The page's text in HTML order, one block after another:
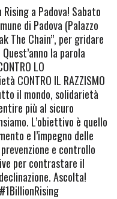
a Padova! Sabato
di Padova (Palazzo
The Chain”, per gridare
la parola
LO
CONTRO IL RAZZISMO
il mondo, solidarietà
più al sicuro
L’obiettivo è quello
e l’impegno delle
e controllo
per contrastare il
Ascolta!